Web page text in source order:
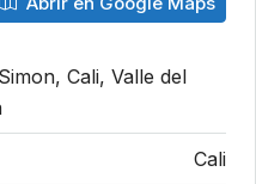
Cali, Valle del
Cali